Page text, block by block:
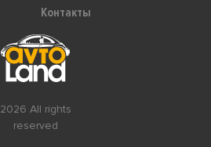
2026 All rights
reserved
Контакты